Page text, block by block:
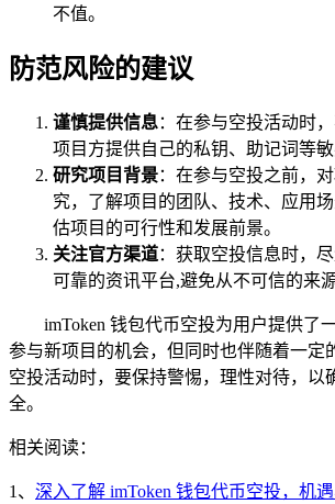
不值。
防范风险的建议
谨慎提供信息：在参与空投活动时
项目方提供自己的私钥、助记词等敏
研究项目背景：在参与空投之前，
究，了解项目的团队、技术、应用
估项目的可行性和发展前景。
关注官方渠道：获取空投信息时，
可靠的资讯平台,避免从不可信的来
imToken 钱包代币空投为用户提供了
参与新项目的机会，但同时也伴随着一定
空投活动时，要保持警惕，理性对待，以
全。
相关阅读：
1、 深入了解 imToken 钱包代币空投，机